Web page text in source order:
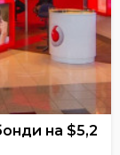
на $5,2